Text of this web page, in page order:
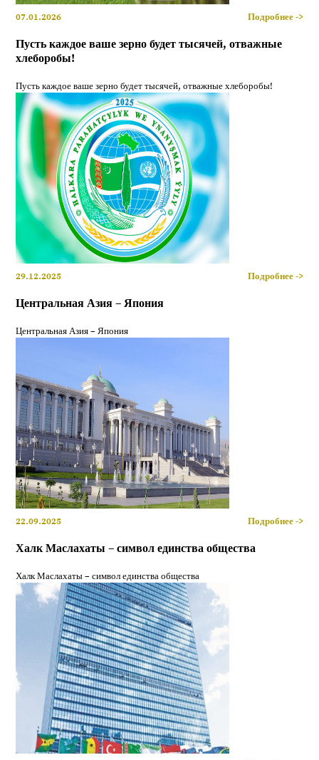
07.01.2026 Подробнее ->
Пусть каждое ваше зерно будет тысячей, отважные
хлеборобы!
Пусть каждое ваше зерно будет тысячей, отважные хлеборобы!
29.12.2025 Подробнее ->
Центральная Азия – Япония
Центральная Азия – Япония
22.09.2025 Подробнее ->
Халк Маслахаты – символ единства общества
Халк Маслахаты – символ единства общества